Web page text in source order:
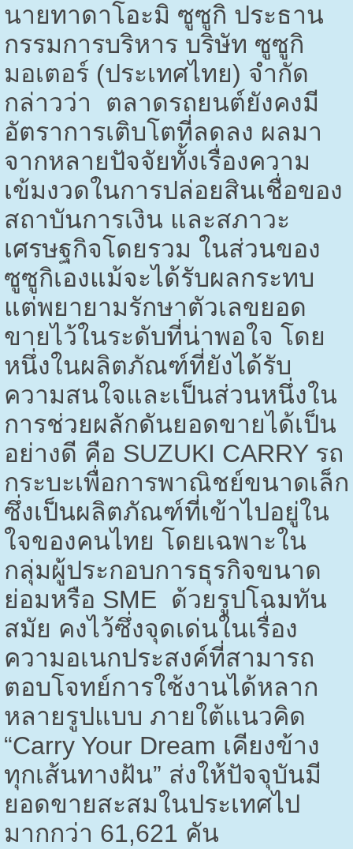
นายทาดาโอะมิ ซูซูกิ ประธาน
กรรมการบริหาร บริษัท ซูซูกิ
มอเตอร์ (ประเทศไทย) จำกัด
กล่าวว่า ตลาดรถยนต์ยังคงมี
อัตราการเติบโตที่ลดลง ผลมา
จากหลายปัจจัยทั้งเรื่องความ
เข้มงวดในการปล่อยสินเชื่อของ
สถาบันการเงิน และสภาวะ
เศรษฐกิจโดยรวม ในส่วนของ
ซูซูกิเองแม้จะได้รับผลกระทบ
แต่พยายามรักษาตัวเลขยอด
ขายไว้ในระดับที่น่าพอใจ โดย
หนึ่งในผลิตภัณฑ์ที่ยังได้รับ
ความสนใจและเป็นส่วนหนึ่งใน
การช่วยผลักดันยอดขายได้เป็น
อย่างดี คือ SUZUKI CARRY รถ
กระบะเพื่อการพาณิชย์ขนาดเล็ก
ซึ่งเป็นผลิตภัณฑ์ที่เข้าไปอยู่ใน
ใจของคนไทย โดยเฉพาะใน
กลุ่มผู้ประกอบการธุรกิจขนาด
ย่อมหรือ SME ด้วยรูปโฉมทัน
สมัย คงไว้ซึ่งจุดเด่นในเรื่อง
ความอเนกประสงค์ที่สามารถ
ตอบโจทย์การใช้งานได้หลาก
หลายรูปแบบ ภายใต้แนวคิด
“Carry Your Dream เคียงข้าง
ทุกเส้นทางฝัน” ส่งให้ปัจจุบันมี
ยอดขายสะสมในประเทศไป
มากกว่า 61,621 คัน